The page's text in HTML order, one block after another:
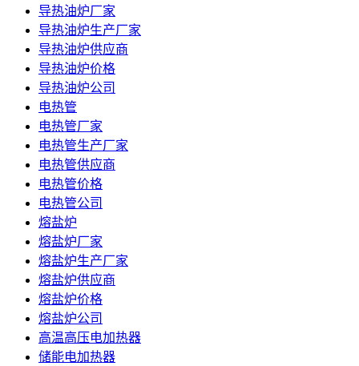
导热油炉厂家
导热油炉生产厂家
导热油炉供应商
导热油炉价格
导热油炉公司
电热管
电热管厂家
电热管生产厂家
电热管供应商
电热管价格
电热管公司
熔盐炉
熔盐炉厂家
熔盐炉生产厂家
熔盐炉供应商
熔盐炉价格
熔盐炉公司
高温高压电加热器
储能电加热器